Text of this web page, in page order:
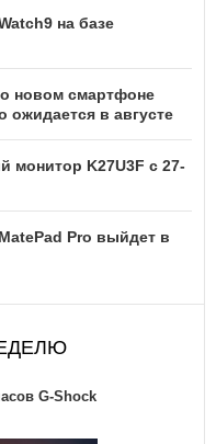
на базе
новом смартфоне
ожидается в августе
монитор K27U3F с 27-
Pro выйдет в
G-Shock